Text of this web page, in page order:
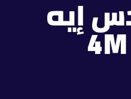
إيه
إم جي جي إل سي 43 4M